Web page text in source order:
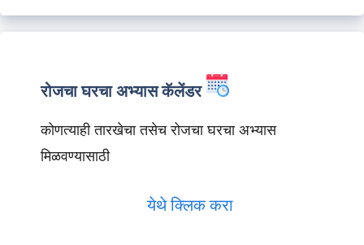
रोजचा घरचा अभ्यास कॅलेंडर
कोणत्याही तारखेचा तसेच रोजचा घरचा अभ्यास
मिळवण्यासाठी
येथे क्लिक करा